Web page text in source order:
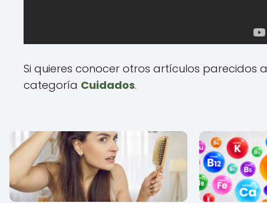
Si quieres conocer otros artículos parecidos a
categoría Cuidados.